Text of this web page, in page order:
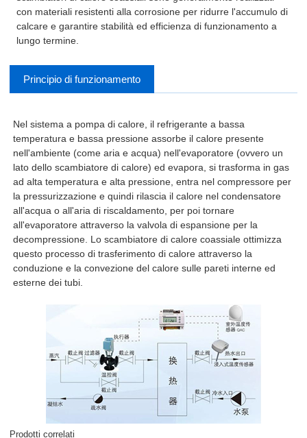
con materiali resistenti alla corrosione per ridurre l'accumulo di
calcare e garantire stabilità ed efficienza di funzionamento a
lungo termine.
Principio di funzionamento
Nel sistema a pompa di calore, il refrigerante a bassa
temperatura e bassa pressione assorbe il calore presente
nell'ambiente (come aria e acqua) nell'evaporatore (ovvero un
lato dello scambiatore di calore) ed evapora, si trasforma in gas
ad alta temperatura e alta pressione, entra nel compressore per
la pressurizzazione e quindi rilascia il calore nel condensatore
all'acqua o all'aria di riscaldamento, per poi tornare
all'evaporatore attraverso la valvola di espansione per la
decompressione. Lo scambiatore di calore coassiale ottimizza
questo processo di trasferimento di calore attraverso la
conduzione e la convezione del calore sulle pareti interne ed
esterne dei tubi.
Prodotti correlati